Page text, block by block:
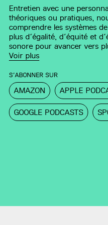
Entretien avec une
théoriques ou pratiques,
comprendre les systèmes
plus d’égalité, d’équité et
sonore pour avancer vers
Voir plus
S’ABONNER SUR
AMAZON APPLE
GOOGLE PODCASTS